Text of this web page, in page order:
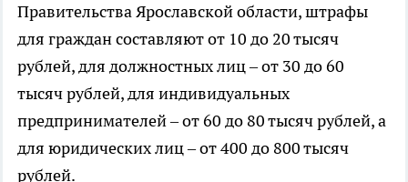
Правительства Ярославской области, штрафы
для граждан составляют от 10 до 20 тысяч
рублей, для должностных лиц – от 30 до 60
тысяч рублей, для индивидуальных
предпринимателей – от 60 до 80 тысяч рублей, а
для юридических лиц – от 400 до 800 тысяч
рублей.